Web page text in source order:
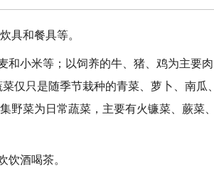
和餐具等。
小米等；以饲养的牛、猪、鸡为主要肉
仅只是随季节栽种的青菜、萝卜、南瓜、
野菜为日常蔬菜，主要有火镰菜、蕨菜、
酒喝茶。